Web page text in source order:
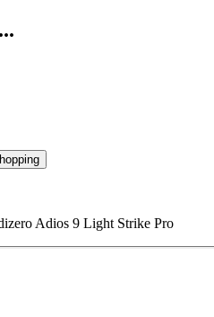
Adios 9 Light Strike Pro